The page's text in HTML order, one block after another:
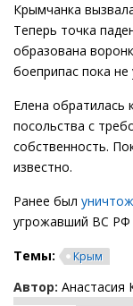
Крымчанка
Теперь точка
образована
боеприпас пока не
Елена обратилась
посольства с
собственность.
известно.
Ранее был
угрожавший ВС РФ
Темы:
Крым
Автор: